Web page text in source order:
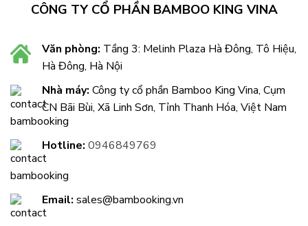
CÔNG TY CỔ PHẦN BAMBOO KING VINA
Văn phòng: Tầng 3: Melinh Plaza Hà Đông, Tô Hiệu,
Hà Đông, Hà Nội
Nhà máy: Công ty cổ phần Bamboo King Vina, Cụm
CN Bãi Bùi, Xã Linh Sơn, Tỉnh Thanh Hóa, Việt Nam
Hotline: 0946849769
Email: sales@bambooking.vn